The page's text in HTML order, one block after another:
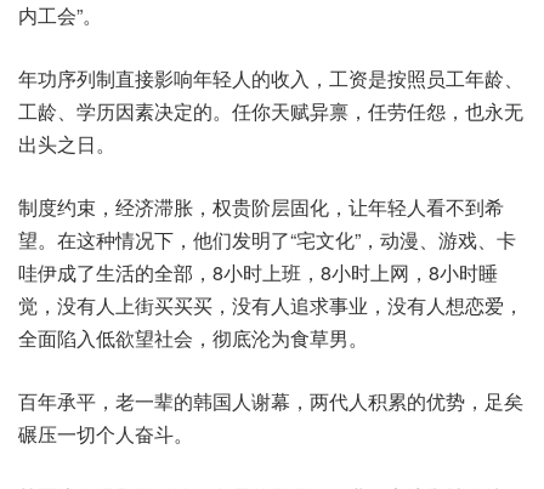
内工会”。
年功序列制直接影响年轻人的收入，工资是按照员工年龄、
工龄、学历因素决定的。任你天赋异禀，任劳任怨，也永无
出头之日。
制度约束，经济滞胀，权贵阶层固化，让年轻人看不到希
望。在这种情况下，他们发明了“宅文化”，动漫、游戏、卡
哇伊成了生活的全部，8小时上班，8小时上网，8小时睡
觉，没有人上街买买买，没有人追求事业，没有人想恋爱，
全面陷入低欲望社会，彻底沦为食草男。
百年承平，老一辈的韩国人谢幕，两代人积累的优势，足矣
碾压一切个人奋斗。